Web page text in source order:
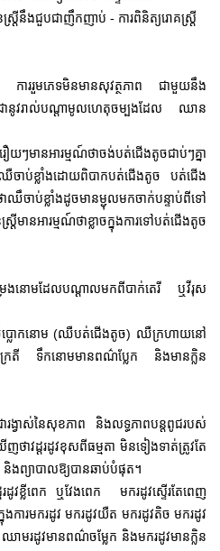
ត្រីនឹងជួបជាញឹកញាប់ - ការពិនិត្យរោគស្ត្រី
ត ការរួមភេទមិនមានសុវត្ថភាព ជាមួយនឹង
នូវរាល់បណ្តាមូលហេតុចម្បងដែល ឈាន
យៗមានអារម្មណ៍ថាចង់បត់ជើងតូចជាប់ៗគ្នា
ាប់ខ្លាំងដោយពិបាកបត់ជើងតូច បត់ជើង
ចាប់ខ្លាំងដូចមានម្ជុលមកចាក់បន្ទាប់ពីទៅ
មានអារម្មណ៍ថាខ្លាចក្នុងការទៅបត់ជើងតូច
ម្រងនោមដែលបណ្តាលមកពីបាក់តេរី ឬវីរុស
ប្លោកនោម (ឈឺបត់ជើងតូច) ឈឺក្រហាយនៅ
រតី ទឹកនោមមានពណ៌ប្លែក និងមានក្លិន
ង្វាស់នៃសុខភាព និងលទ្ធភាពបន្តពូជរបស់
ថាវដ្តរដូវខុសពីធម្មតា មិនទៀងទាត់ត្រូវតែ
ងព្យាបាលឱ្យបានឆាប់បំផុត។
ដូវខ្លីពេក ឬវែងពេក មករដូវស្ទើរតែពេញ
ការមករដូវ មករដូវយឺត មករដូវតិច មករដូវ
មរដូវមានពណ៌ចម្លែក និងមករដូវមានក្លិន